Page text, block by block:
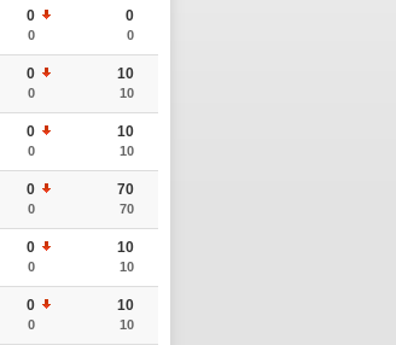
0
0
0
0
0
0
10
10
0
0
10
10
0
0
70
70
0
0
10
10
0
0
10
10